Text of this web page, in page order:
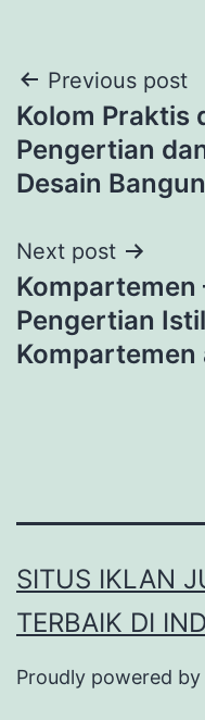
Post
navigation
Previous post
Kolom Praktis
Pengertian
Desain
Next post
Kompartemen
Pengertian
Kompartemen
SITUS IKLAN
TERBAIK DI
Proudly powered by